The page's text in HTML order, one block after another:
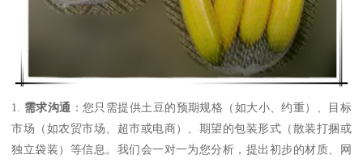
1. 需求沟通 ：您只需提供土豆的预期规格（如大小、约重）、目标
市场（如农贸市场、超市或电商）、期望的包装形式（散装打捆或
独立袋装）等信息。我们会一对一为您分析，提出初步的材质、网